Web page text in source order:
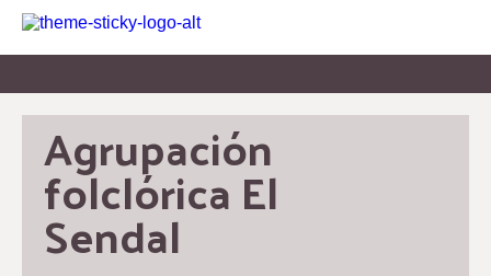
Agrupación
folclórica El
Sendal